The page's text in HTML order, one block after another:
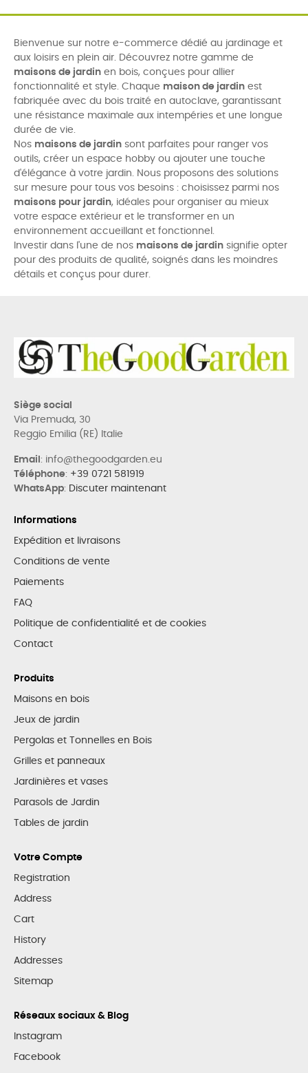
Bienvenue sur notre e-commerce dédié au jardinage et
aux loisirs en plein air. Découvrez notre gamme de
maisons de jardin en bois, conçues pour allier
fonctionnalité et style. Chaque maison de jardin est
fabriquée avec du bois traité en autoclave, garantissant
une résistance maximale aux intempéries et une longue
durée de vie.
Nos maisons de jardin sont parfaites pour ranger vos
outils, créer un espace hobby ou ajouter une touche
d'élégance à votre jardin. Nous proposons des solutions
sur mesure pour tous vos besoins : choisissez parmi nos
maisons pour jardin, idéales pour organiser au mieux
votre espace extérieur et le transformer en un
environnement accueillant et fonctionnel.
Investir dans l'une de nos maisons de jardin signifie opter
pour des produits de qualité, soignés dans les moindres
détails et conçus pour durer.
Siège social
Via Premuda, 30
Reggio Emilia (RE) Italie
Email : info@thegoodgarden.eu
Téléphone: +39 0721 581919
WhatsApp: Discuter maintenant
Informations
Expédition et livraisons
Conditions de vente
Paiements
FAQ
Politique de confidentialité et de cookies
Contact
Produits
Maisons en bois
Jeux de jardin
Pergolas et Tonnelles en Bois
Grilles et panneaux
Jardinières et vases
Parasols de Jardin
Tables de jardin
Votre Compte
Registration
Address
Cart
History
Addresses
Sitemap
Réseaux sociaux & Blog
Instagram
Facebook